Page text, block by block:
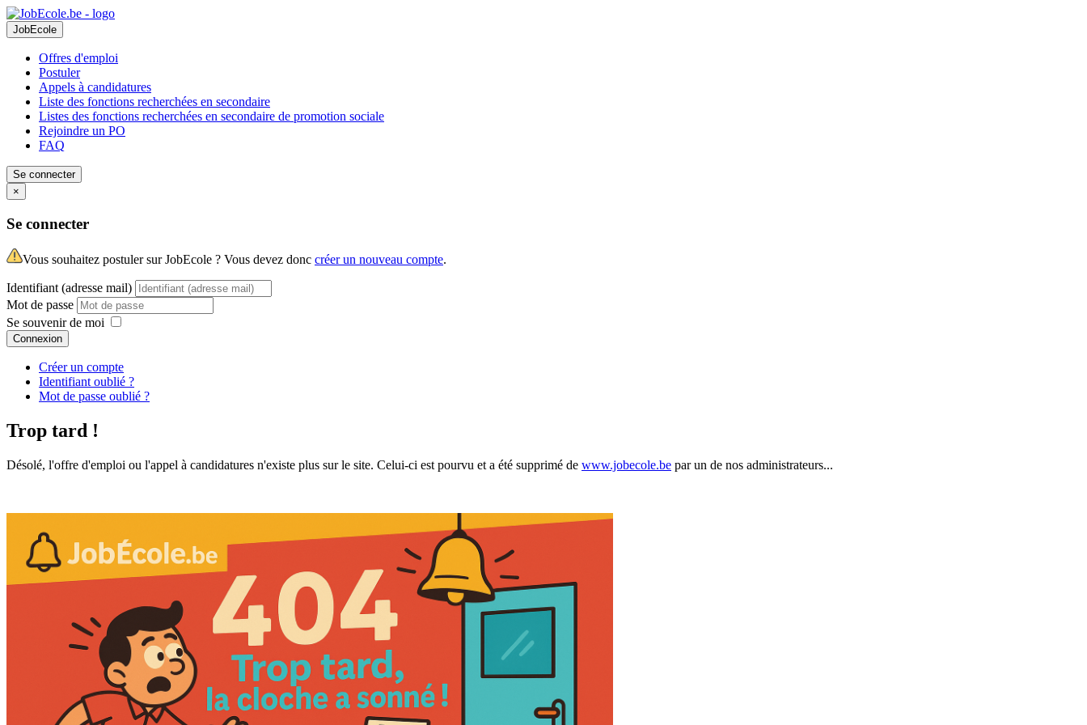
JobEcole
Offres d'emploi
Postuler
Appels à candidatures
Liste des fonctions recherchées en secondaire
Listes des fonctions recherchées en secondaire de promotion sociale
Rejoindre un PO
FAQ
Se connecter
×
Se connecter
Vous souhaitez postuler sur JobEcole ? Vous devez donc créer un nouveau compte.
Identifiant (adresse mail)
Mot de passe
Se souvenir de moi
Connexion
Créer un compte
Identifiant oublié ?
Mot de passe oublié ?
Trop tard !
Désolé, l'offre d'emploi ou l'appel à candidatures n'existe plus sur le site. Celui-ci est pourvu et a été supprimé de www.jobecole.be par un de nos administrateurs...